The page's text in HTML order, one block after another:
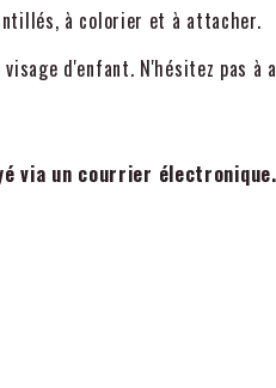
à colorier et à attacher.
d'enfant. N'hésitez pas
un courrier